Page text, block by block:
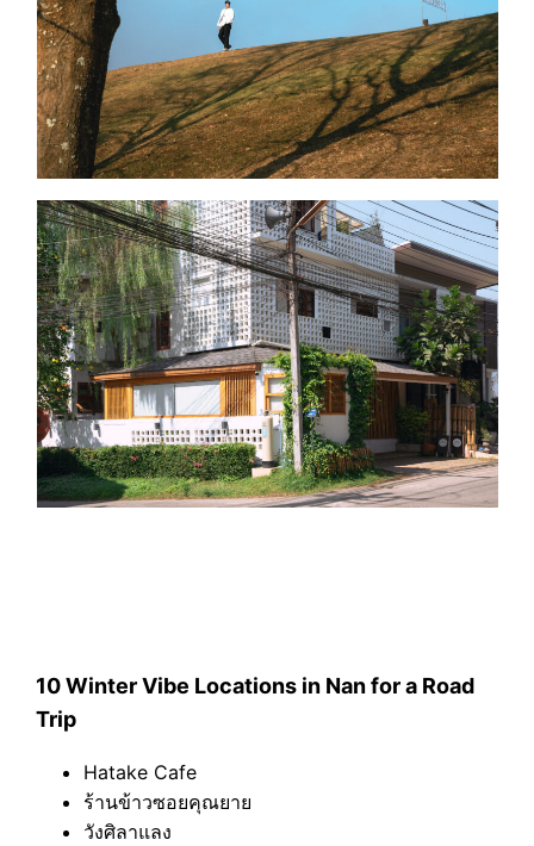
10 Winter Vibe Locations in Nan for a Road
Trip
Hatake Cafe
ร้านข้าวซอยคุณยาย
วังศิลาแลง